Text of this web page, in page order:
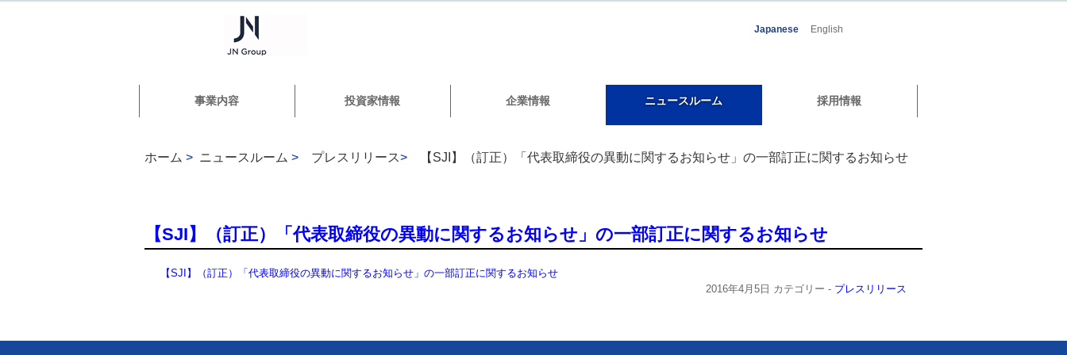
Japanese English
事業内容 投資家情報 企業情報 ニュースルーム 採用情報
ホーム > ニュースルーム > プレスリリース> 【SJI】（訂正）「代表取締役の異動に関するお知らせ」の一部訂正に関するお知らせ
【SJI】（訂正）「代表取締役の異動に関するお知らせ」の一部訂正に関するお知らせ
【SJI】（訂正）「代表取締役の異動に関するお知らせ」の一部訂正に関するお知らせ
2016年4月5日 カテゴリー - プレスリリース